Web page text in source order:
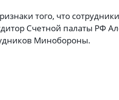
того, что
Счетной палаты РФ
Минобороны.